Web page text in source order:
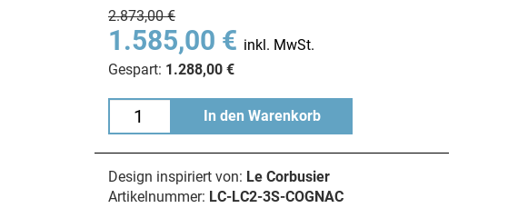
2.873,00 €
1.585,00 € inkl. MwSt.
Gespart: 1.288,00 €
In den Warenkorb
Design inspiriert von: Le Corbusier
Artikelnummer: LC-LC2-3S-COGNAC